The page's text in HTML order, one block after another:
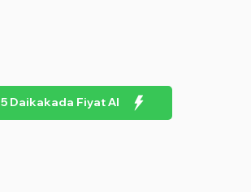
5 Daikakada Fiyat Al